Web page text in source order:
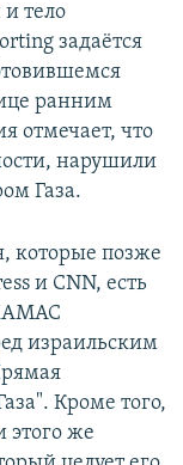
тело
задаётся
ранним
отмечает, что
нарушили
Газа.
которые позже
и CNN, есть
израильским
Кроме того,
этого же